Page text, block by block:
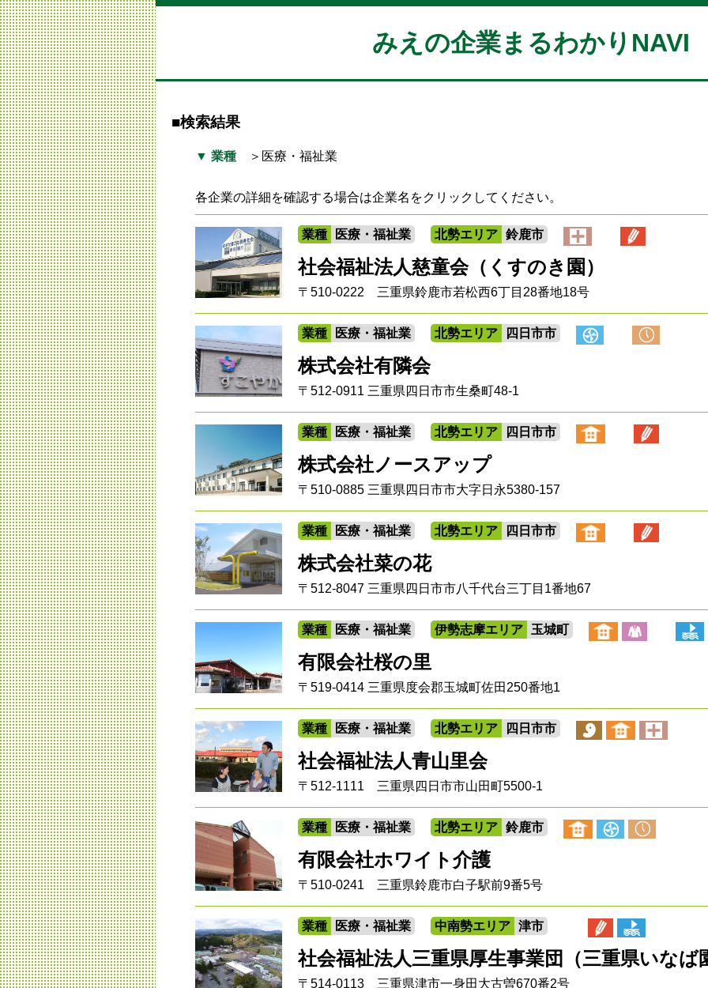
みえの企業まるわかりNAVI
■検索結果
▼ 業種 ＞医療・福祉業
各企業の詳細を確認する場合は企業名をクリックしてください。
業種 医療・福祉業 北勢エリア 鈴鹿市
社会福祉法人慈童会（くすのき園）
〒510-0222 三重県鈴鹿市若松西6丁目28番地18号
業種 医療・福祉業 北勢エリア 四日市市
株式会社有隣会
〒512-0911 三重県四日市市生桑町48-1
業種 医療・福祉業 北勢エリア 四日市市
株式会社ノースアップ
〒510-0885 三重県四日市市大字日永5380-157
業種 医療・福祉業 北勢エリア 四日市市
株式会社菜の花
〒512-8047 三重県四日市市八千代台三丁目1番地67
業種 医療・福祉業 伊勢志摩エリア 玉城町
有限会社桜の里
〒519-0414 三重県度会郡玉城町佐田250番地1
業種 医療・福祉業 北勢エリア 四日市市
社会福祉法人青山里会
〒512-1111 三重県四日市市山田町5500-1
業種 医療・福祉業 北勢エリア 鈴鹿市
有限会社ホワイト介護
〒510-0241 三重県鈴鹿市白子駅前9番5号
業種 医療・福祉業 中南勢エリア 津市
社会福祉法人三重県厚生事業団（三重県いなば
〒514-0113 三重県津市一身田大古曽670番2号